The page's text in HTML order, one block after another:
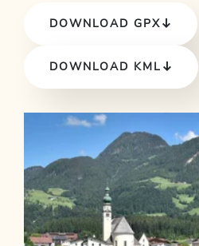
DOWNLOAD GPX
DOWNLOAD KML